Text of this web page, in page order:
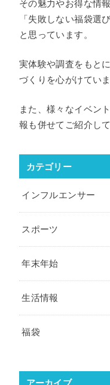
その魅力やお得な情
「失敗しない福袋選
と思っています。
実体験や調査をもと
づくりを心がけていま
また、様々なイベン
報も併せてご紹介し
カテゴリー
インフルエンサー
スポーツ
年末年始
生活情報
福袋
アーカイブ